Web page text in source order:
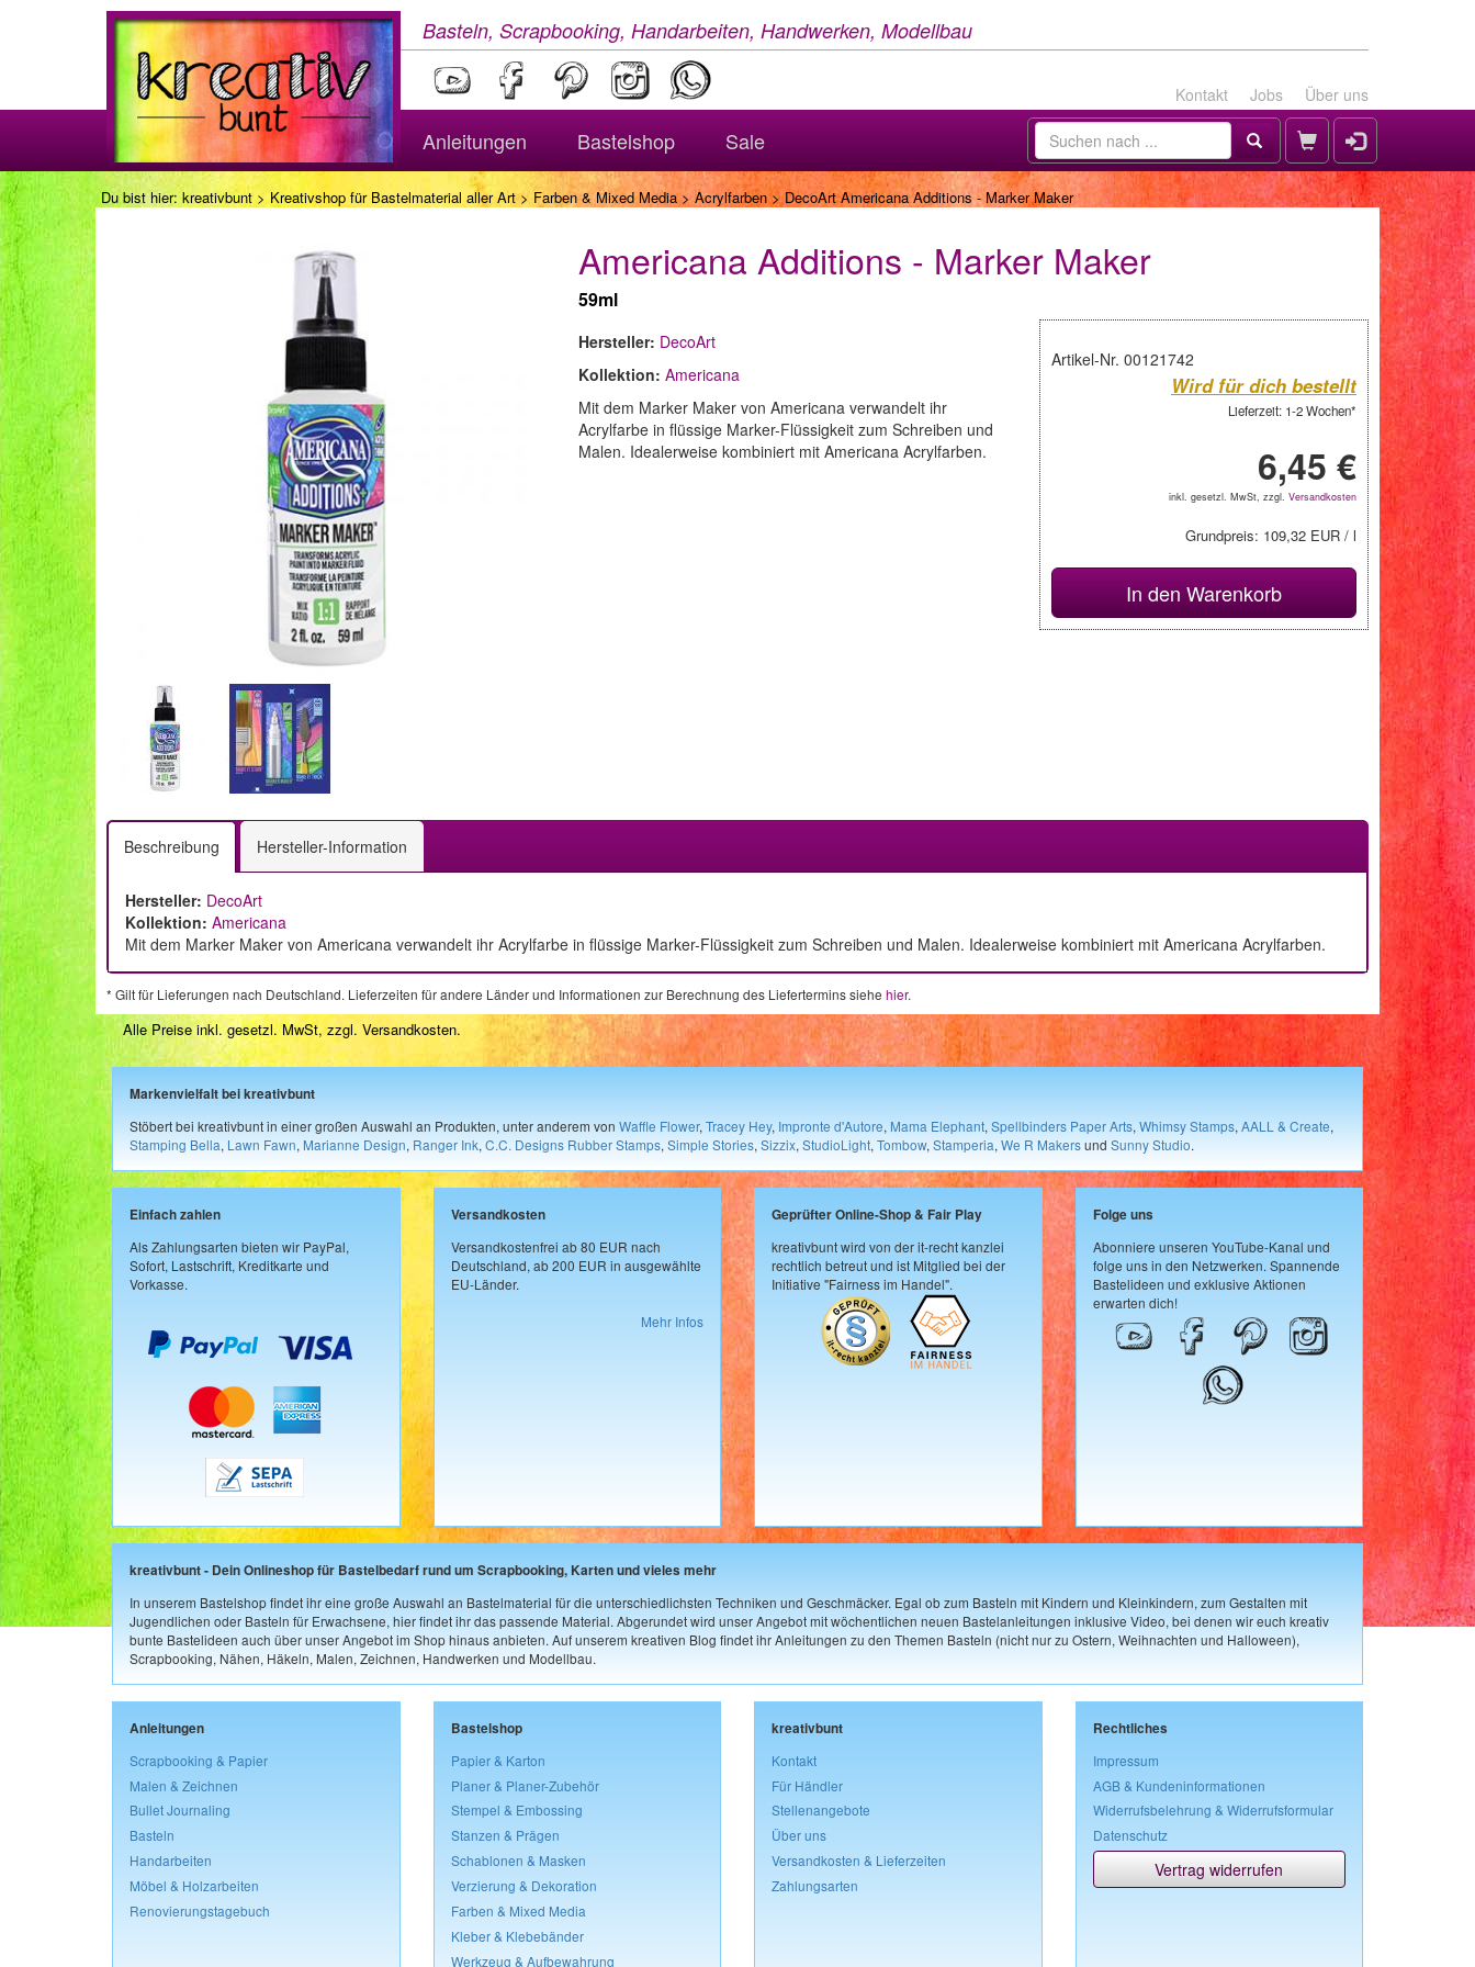
Basteln, Scrapbooking, Handarbeiten, Handwerken, Modellbau
Kontakt Jobs Über uns
Anleitungen Bastelshop Sale
Du bist hier: kreativbunt > Kreativshop für Bastelmaterial aller Art> Farben & Mixed Media>Acrylfarben > DecoArt Americana Additions - Marker Maker
Americana Additions - Marker Maker
59ml
Artikel-Nr. 00121742
Wird für dich bestellt
Lieferzeit: 1-2 Wochen*
6,45 €
inkl. gesetzl. MwSt, zzgl. Versandkosten
Grundpreis: 109,32 EUR / l
In den Warenkorb
Hersteller: DecoArt
Kollektion: Americana
Mit dem Marker Maker von Americana verwandelt ihr
Acrylfarbe in flüssige Marker-Flüssigkeit zum Schreiben und
Malen. Idealerweise kombiniert mit Americana Acrylfarben.
Beschreibung Hersteller-Information
Hersteller: DecoArt
Kollektion: Americana
Mit dem Marker Maker von Americana verwandelt ihr Acrylfarbe in flüssige Marker-Flüssigkeit zum Schreiben und Malen. Idealerweise kombiniert mit Americana Acrylfarben.
* Gilt für Lieferungen nach Deutschland. Lieferzeiten für andere Länder und Informationen zur Berechnung des Liefertermins siehe hier.
Alle Preise inkl. gesetzl. MwSt, zzgl. Versandkosten.
Markenvielfalt bei kreativbunt
Stöbert bei kreativbunt in einer großen Auswahl an Produkten, unter anderem von Waffle Flower, Tracey Hey, Impronte d'Autore, Mama Elephant, Spellbinders Paper Arts, Whimsy Stamps, AALL & Create,
Stamping Bella, Lawn Fawn, Marianne Design, Ranger Ink, C.C. Designs Rubber Stamps, Simple Stories, Sizzix, StudioLight, Tombow, Stamperia, We R Makersund Sunny Studio.
Einfach zahlen
Als Zahlungsarten bieten wir PayPal,
Sofort, Lastschrift, Kreditkarte und
Vorkasse.
Versandkosten
Versandkostenfrei ab 80 EUR nach
Deutschland, ab 200 EUR in ausgewählte
EU-Länder.
Mehr Infos
Geprüfter Online-Shop & Fair Play
kreativbunt wird von der it-recht kanzlei
rechtlich betreut und ist Mitglied bei der
Initiative "Fairness im Handel".
Folge uns
Abonniere unseren YouTube-Kanal und
folge uns in den Netzwerken. Spannende
Bastelideen und exklusive Aktionen
erwarten dich!
kreativbunt - Dein Onlineshop für Bastelbedarf rund um Scrapbooking, Karten und vieles mehr
In unserem Bastelshop findet ihr eine große Auswahl an Bastelmaterial für die unterschiedlichsten Techniken und Geschmäcker. Egal ob zum Basteln mit Kindern und Kleinkindern, zum Gestalten mit
Jugendlichen oder Basteln für Erwachsene, hier findet ihr das passende Material. Abgerundet wird unser Angebot mit wöchentlichen neuen Bastelanleitungen inklusive Video, bei denen wir euch kreativ
bunte Bastelideen auch über unser Angebot im Shop hinaus anbieten. Auf unserem kreativen Blog findet ihr Anleitungen zu den Themen Basteln (nicht nur zu Ostern, Weihnachten und Halloween),
Scrapbooking, Nähen, Häkeln, Malen, Zeichnen, Handwerken und Modellbau.
Anleitungen
Scrapbooking & Papier
Malen & Zeichnen
Bullet Journaling
Basteln
Handarbeiten
Möbel & Holzarbeiten
Renovierungstagebuch
Bastelshop
Papier & Karton
Planer & Planer-Zubehör
Stempel & Embossing
Stanzen & Prägen
Schablonen & Masken
Verzierung & Dekoration
Farben & Mixed Media
Kleber & Klebebänder
Werkzeug & Aufbewahrung
kreativbunt
Kontakt
Für Händler
Stellenangebote
Über uns
Versandkosten & Lieferzeiten
Zahlungsarten
Rechtliches
Impressum
AGB & Kundeninformationen
Widerrufsbelehrung & Widerrufsformular
Datenschutz
Vertrag widerrufen